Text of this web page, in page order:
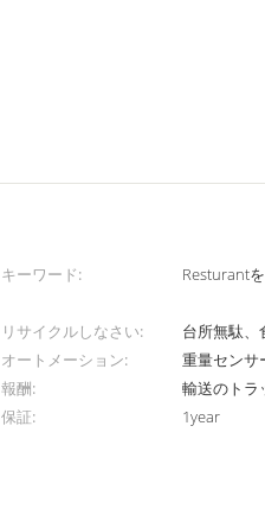
キーワード: Resturant
リサイクルしなさい:
台所無駄、
オートメーション:
重量センサ
報酬:
輸送のトラ
保証: 1year